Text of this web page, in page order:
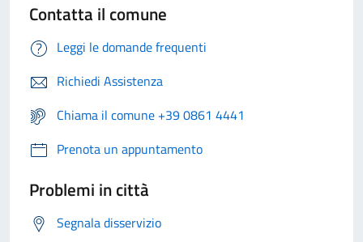
Contatta il comune
Leggi le domande frequenti
Richiedi Assistenza
Chiama il comune +39 0861 4441
Prenota un appuntamento
Problemi in città
Segnala disservizio